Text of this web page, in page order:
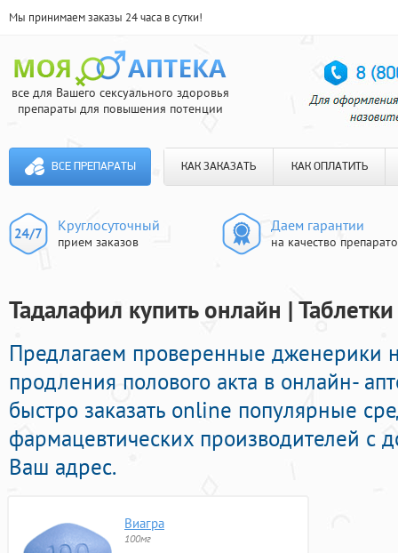
Мы принимаем заказы 24 часа в сутки!
все для Вашего сексуального здоровья
препараты для повышения потенции
ВСЕ ПРЕПАРАТЫ КАК ЗАКАЗАТЬ КАК ОПЛАТИТЬ
Круглосуточный
прием заказов
Даем гарантии
на качество
Тадалафил купить онлайн |
Предлагаем проверенные дженерики
продления полового акта в онлайн-
быстро заказать online популярные
фармацевтических производителей с
Ваш адрес.
Виагра
100мг